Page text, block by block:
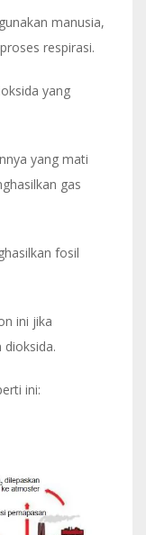
manusia,
respirasi.
yang
yang mati
gas
fosil
ini jika
dioksida.
ini: